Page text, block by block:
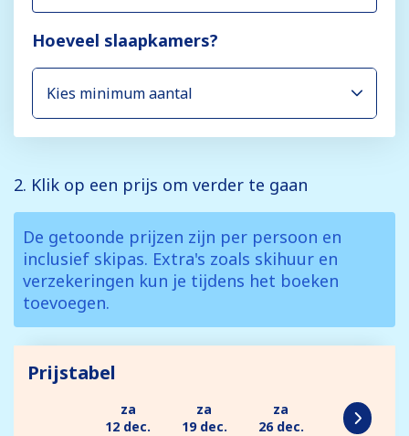
Hoeveel slaapkamers?
2. Klik op een prijs om verder te gaan
De getoonde prijzen zijn per persoon en
inclusief skipas. Extra's zoals skihuur en
verzekeringen kun je tijdens het boeken
toevoegen.
Prijstabel
za
12 dec.
za
19 dec.
za
26 dec.